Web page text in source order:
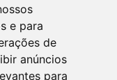
e para
de
anúncios
para